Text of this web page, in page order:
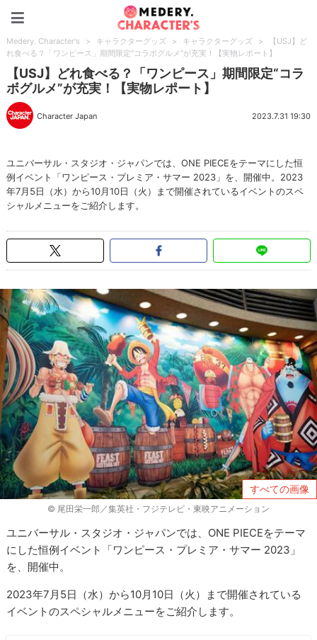
Medery. Character's > キャラクターグッズ > キャラクターグッズ >
【USJ】ど
れ食べる？「ワンピース」期間限定“コラボグルメ”が充実！【実物レポート】
【USJ】どれ食べる？「ワンピース」期間限定“コラ
ボグルメ”が充実！【実物レポート】
Character Japan 2023.7.31 19:30
ユニバーサル・スタジオ・ジャパンでは、ONE PIECEをテーマにした恒
例イベント「ワンピース・プレミア・サマー 2023」を、開催中。2023
年7月5日（水）から10月10日（火）まで開催されているイベントのスペ
シャルメニューをご紹介します。
すべての画像
© 尾田栄一郎／集英社・フジテレビ・東映アニメーション
ユニバーサル・スタジオ・ジャパンでは、ONE PIECEをテーマ
にした恒例イベント「ワンピース・プレミア・サマー 2023」
を、開催中。
2023年7月5日（水）から10月10日（火）まで開催されている
イベントのスペシャルメニューをご紹介します。